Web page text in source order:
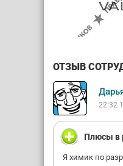
ОТЗЫВ
22:32
Плюсы в
Я химик по